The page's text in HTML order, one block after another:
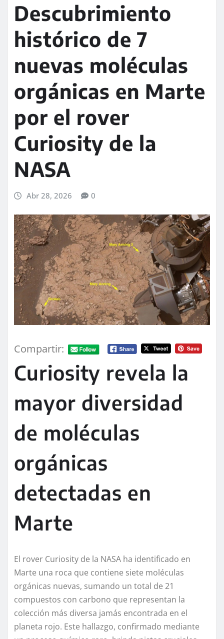
Descubrimiento
histórico de 7
nuevas moléculas
orgánicas en Marte
por el rover
Curiosity de la
NASA
Abr 28, 2026 0
Compartir:
Curiosity revela la
mayor diversidad
de moléculas
orgánicas
detectadas en
Marte
El rover Curiosity de la NASA ha identificado en
Marte una roca que contiene siete moléculas
orgánicas nuevas, sumando un total de 21
compuestos con carbono que representan la
colección más diversa jamás encontrada en el
planeta rojo. Este hallazgo, confirmado mediante